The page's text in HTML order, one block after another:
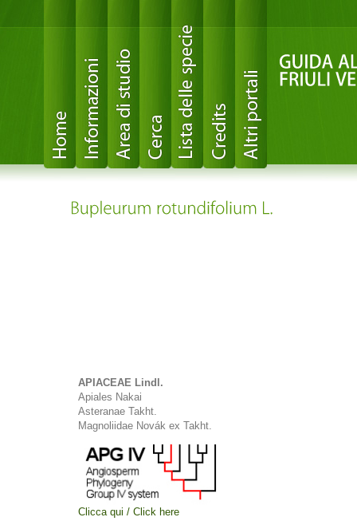
APIACEAE Lindl.
Apiales Nakai
Asteranae Takht.
Magnoliidae Novák ex Takht.
Clicca qui / Click here